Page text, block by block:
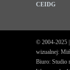
CEIDG
© 2004-2025 |
wizualnej:
Biuro: Studio